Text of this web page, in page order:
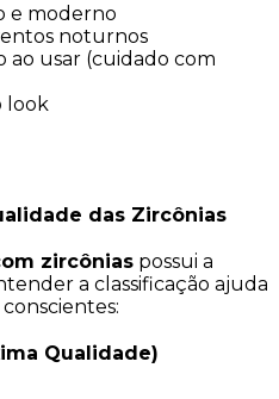
e moderno
noturnos
ao usar (cuidado com
look
das Zircônias
zircônias possui a
a classificação ajuda
Qualidade)